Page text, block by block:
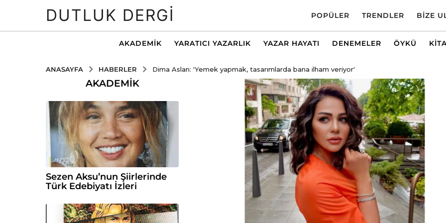
DUTLUK DERGI POPÜLER TRENDLER BIZE
AKADEMIK YARATICI YAZARLIK YAZAR HAYATI DENEMELER ÖYKÜ
ANASAYFA HABERLER Dima Aslan: 'Yemek yapmak, tasarımlarda bana ilham veriyor'
AKADEMIK
Sezen Aksu’nun Şiirlerinde
Türk Edebiyatı İzleri